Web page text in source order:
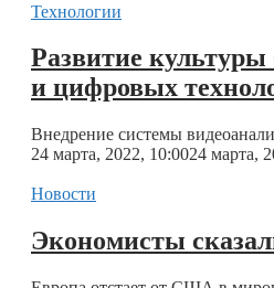
Технологии
Развитие
и цифровых
Внедрение системы
24 марта, 2022, 10:0024 марта,
Новости
Экономисты